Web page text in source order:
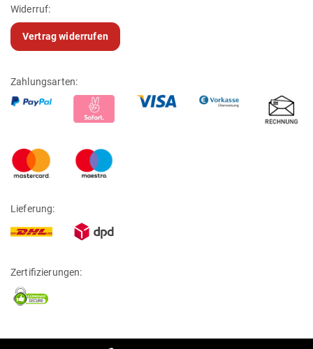
Widerruf:
Vertrag widerrufen
Zahlungsarten:
Lieferung:
Zertifizierungen: